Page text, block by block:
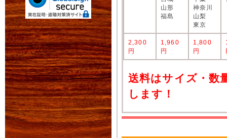
山形
福島
神奈川
山梨
東京
2,300
円
1,960
円
1,800
円
送料はサイズ・数
します！